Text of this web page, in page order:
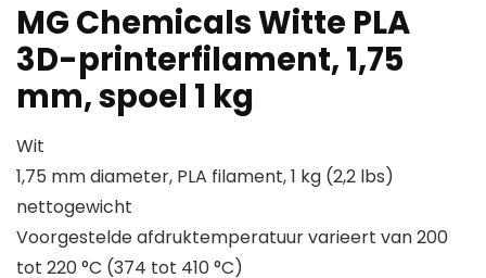
MG Chemicals Witte PLA
3D-printerfilament, 1,75
mm, spoel 1 kg
Wit
1,75 mm diameter, PLA filament, 1 kg (2,2 lbs)
nettogewicht
Voorgestelde afdruktemperatuur varieert van 200
tot 220 °C (374 tot 410 °C)